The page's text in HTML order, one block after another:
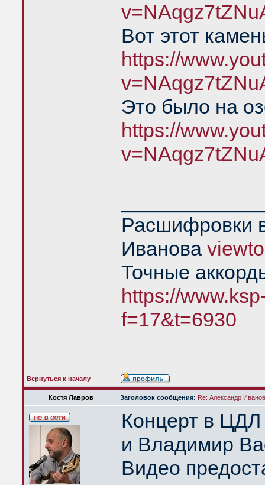
Вот этот
https://
Это было на
https://
Расшифровки
Иванова
Точные
https://
f=17&t=6930
Вернуться к началу
Костя Лавров Заголовок сообщения: Re: Александр
Концерт в
и Владимир
Видео